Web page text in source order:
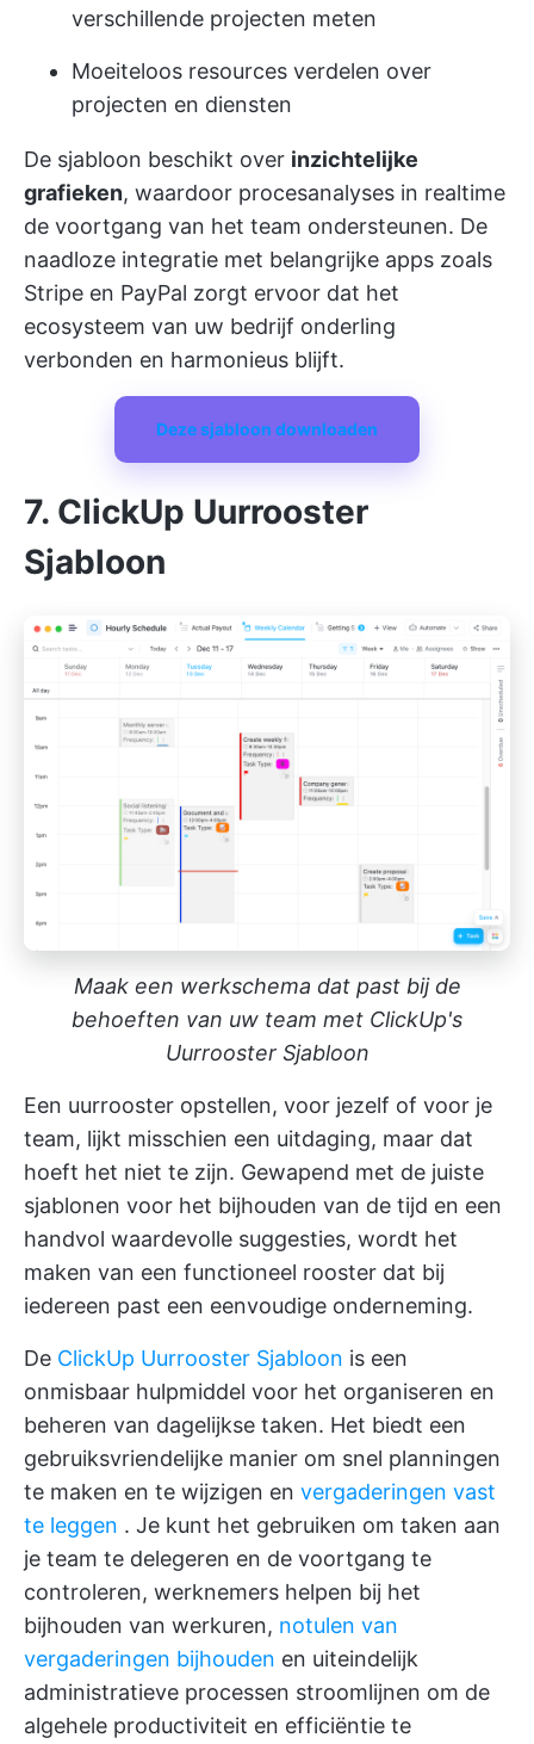
verschillende projecten meten
Moeiteloos resources verdelen over
projecten en diensten
De sjabloon beschikt over inzichtelijke
grafieken, waardoor procesanalyses in realtime
de voortgang van het team ondersteunen. De
naadloze integratie met belangrijke apps zoals
Stripe en PayPal zorgt ervoor dat het
ecosysteem van uw bedrijf onderling
verbonden en harmonieus blijft.
Deze sjabloon downloaden
7. ClickUp Uurrooster
Sjabloon
Maak een werkschema dat past bij de
behoeften van uw team met ClickUp's
Uurrooster Sjabloon
Een uurrooster opstellen, voor jezelf of voor je
team, lijkt misschien een uitdaging, maar dat
hoeft het niet te zijn. Gewapend met de juiste
sjablonen voor het bijhouden van de tijd en een
handvol waardevolle suggesties, wordt het
maken van een functioneel rooster dat bij
iedereen past een eenvoudige onderneming.
De ClickUp Uurrooster Sjabloon is een
onmisbaar hulpmiddel voor het organiseren en
beheren van dagelijkse taken. Het biedt een
gebruiksvriendelijke manier om snel planningen
te maken en te wijzigen en vergaderingen vast
te leggen . Je kunt het gebruiken om taken aan
je team te delegeren en de voortgang te
controleren, werknemers helpen bij het
bijhouden van werkuren, notulen van
vergaderingen bijhouden en uiteindelijk
administratieve processen stroomlijnen om de
algehele productiviteit en efficiëntie te